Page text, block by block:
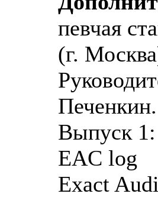
певчая
(г.
Печенкин.
Выпуск 1:
EAC log
Exact